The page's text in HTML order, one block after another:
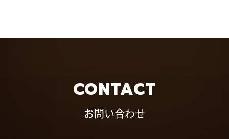
CONTACT
お問い合わせ